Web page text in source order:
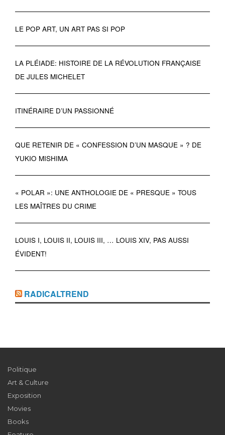
LE POP ART, UN ART PAS SI POP
LA PLÉIADE: HISTOIRE DE LA RÉVOLUTION FRANÇAISE
DE JULES MICHELET
ITINÉRAIRE D’UN PASSIONNÉ
QUE RETENIR DE « CONFESSION D’UN MASQUE » ? DE
YUKIO MISHIMA
« POLAR »: UNE ANTHOLOGIE DE « PRESQUE » TOUS
LES MAÎTRES DU CRIME
LOUIS I, LOUIS II, LOUIS III, … LOUIS XIV, PAS AUSSI
ÉVIDENT!
RADICALTREND
Politique
Art & Culture
Exposition
Movies
Books